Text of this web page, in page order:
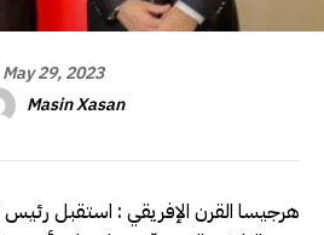
May 29, 2023
Masin Xasan
هرجيسا القرن الإفريقي : استقبل رئيس